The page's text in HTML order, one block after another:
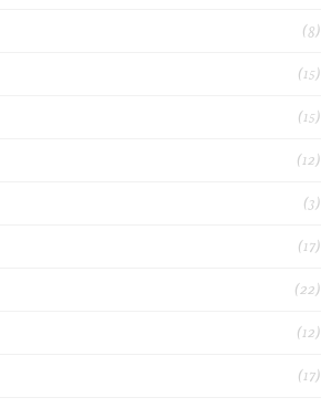
(8)
(15)
(15)
(12)
(3)
(17)
(22)
(12)
(17)